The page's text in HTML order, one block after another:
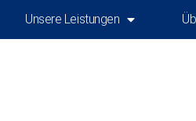
Unsere Leistungen